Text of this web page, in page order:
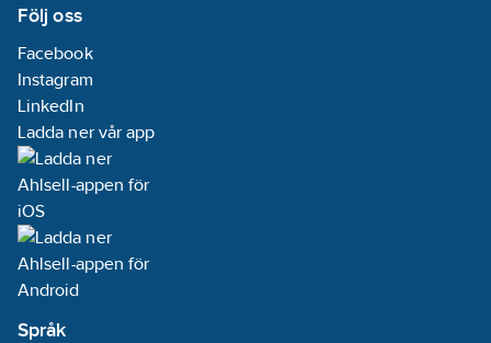
Följ oss
Facebook
Instagram
LinkedIn
Ladda ner vår app
Språk